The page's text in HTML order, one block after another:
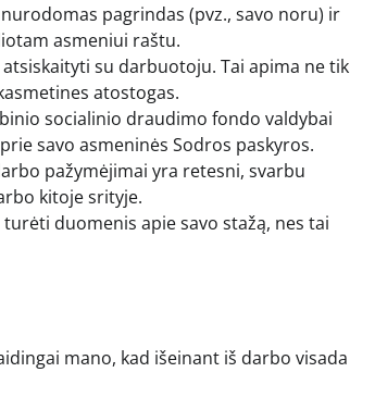
pagrindas (pvz., savo noru) ir
asmeniui raštu.
su darbuotoju. Tai apima ne tik
atostogas.
socialinio draudimo fondo valdybai
savo asmeninės Sodros paskyros.
pažymėjimai yra retesni, svarbu
kitoje srityje.
duomenis apie savo stažą, nes tai
mano, kad išeinant iš darbo visada